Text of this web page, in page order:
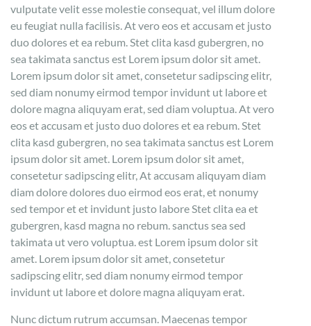
vulputate velit esse molestie consequat, vel illum dolore
eu feugiat nulla facilisis. At vero eos et accusam et justo
duo dolores et ea rebum. Stet clita kasd gubergren, no
sea takimata sanctus est Lorem ipsum dolor sit amet.
Lorem ipsum dolor sit amet, consetetur sadipscing elitr,
sed diam nonumy eirmod tempor invidunt ut labore et
dolore magna aliquyam erat, sed diam voluptua. At vero
eos et accusam et justo duo dolores et ea rebum. Stet
clita kasd gubergren, no sea takimata sanctus est Lorem
ipsum dolor sit amet. Lorem ipsum dolor sit amet,
consetetur sadipscing elitr, At accusam aliquyam diam
diam dolore dolores duo eirmod eos erat, et nonumy
sed tempor et et invidunt justo labore Stet clita ea et
gubergren, kasd magna no rebum. sanctus sea sed
takimata ut vero voluptua. est Lorem ipsum dolor sit
amet. Lorem ipsum dolor sit amet, consetetur
sadipscing elitr, sed diam nonumy eirmod tempor
invidunt ut labore et dolore magna aliquyam erat.
Nunc dictum rutrum accumsan. Maecenas tempor